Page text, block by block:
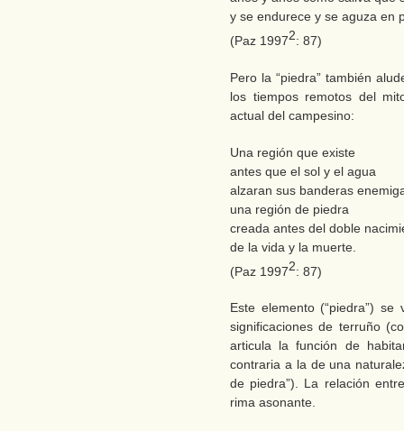
y se endurece y se aguza en
(Paz 19972: 87)
Pero la “piedra” también
los tiempos remotos del
actual del campesino:
Una región que existe
antes que el sol y el agua
alzaran sus banderas
una región de piedra
creada antes del doble
de la vida y la muerte.
(Paz 19972: 87)
Este elemento (“piedra”)
significaciones de terruño
articula la función de
contraria a la de una
de piedra”). La relación
rima asonante.